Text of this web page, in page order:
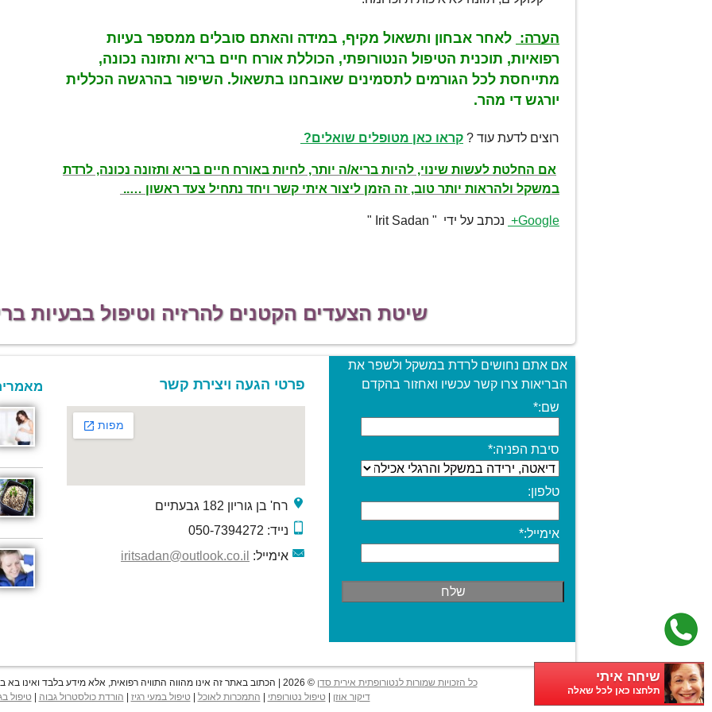
הערה: לאחר אבחון ותשאול מקיף, במידה והאתם סובלים ממספר בעיות
רפואיות, תוכנית הטיפול הנטורופתי, הכוללת אורח חיים בריא ותזונה נכונה,
מתייחסת לכל הגורמים לתסמינים שאובחנו בתשאול. השיפור בהרגשה הכללית
יורגש די מהר.
רוצים לדעת עוד ? קראו כאן מטופלים שואלים?
אם החלטת לעשות שינוי, להיות בריא/ה יותר, לחיות באורח חיים בריא ותזונה נכונה, לרדת
במשקל ולהראות יותר טוב, זה הזמן ליצור איתי קשר ויחד נתחיל צעד ראשון …..
Google+ נכתב על ידי " Irit Sadan "
שיטת הצעדים הקטנים להרזיה וטיפול בבעיות
אם אתם נחושים לרדת במשקל ולשפר את
הבריאות צרו קשר עכשיו ואחזור בהקדם
שם:*
סיבת הפניה:*
טלפון:
אימייל:*
פרטי הגעה ויצירת קשר
רח' בן גוריון 182 גבעתיים
נייד: 050-7394272
אימייל: iritsadan@outlook.co.il
כל הזכויות שמורות לנטורופתית אירית סדן © 2026 | הכתוב באתר זה אינו מהווה התוויה רפואית, אלא מידע בלבד ואינו בא במקום פניה לגורם טיפולי מוסמך
דיקור אוזן
טיפול נטורופתי התמכרות לאוכל טיפול במעי רגיז הורדת כולסטרול גבוה טיפול
שיחה איתי
תלחצו כאן לכל שאלה